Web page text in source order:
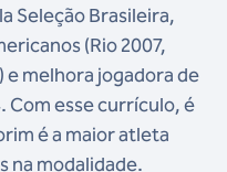
Seleção Brasileira,
(Rio 2007,
e melhora jogadora de
Com esse currículo, é
é a maior atleta
na modalidade.